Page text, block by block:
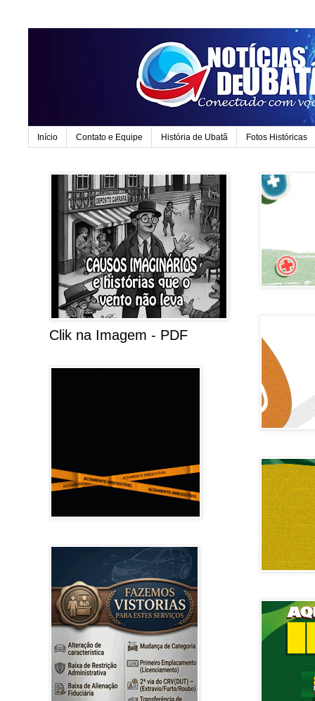
Início Contato e Equipe História de Ubatã Fotos Históricas
Clik na Imagem - PDF